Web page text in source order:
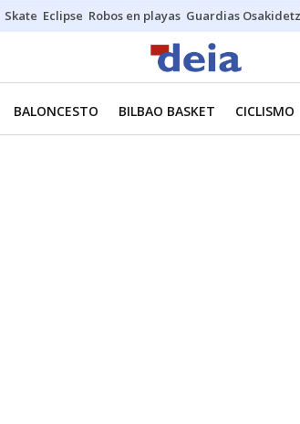
Skate Eclipse Robos en playas Guardias
BALONCESTO BILBAO BASKET CICLISMO